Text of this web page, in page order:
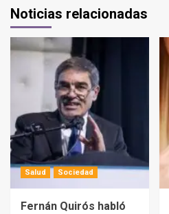
Noticias relacionadas
Salud Sociedad
Fernán Quirós habló